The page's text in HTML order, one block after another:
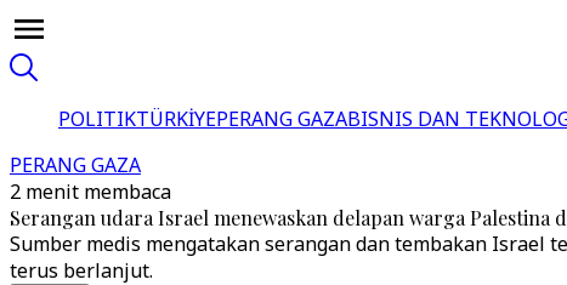
POLITIKTÜRKİYEPERANG GAZABISNIS DAN
PERANG GAZA
2 menit membaca
Serangan udara Israel menewaskan delapan warga Palestina
Sumber medis mengatakan serangan dan tembakan Israel
terus berlanjut.